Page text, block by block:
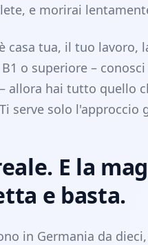
e morirai
casa tua, il tuo lavoro,
o superiore –
allora hai tutto quello
serve solo l'approccio
E la
e basta.
in Germania da